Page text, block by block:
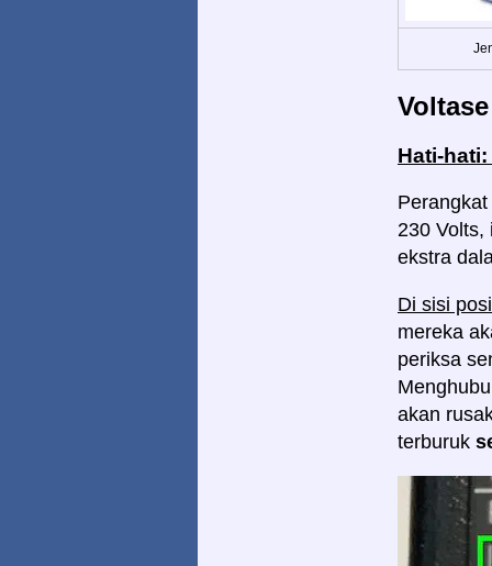
Voltase
Hati-hati:
230 Volts,
ekstra
Di sisi
mereka
periksa
akan
terburuk